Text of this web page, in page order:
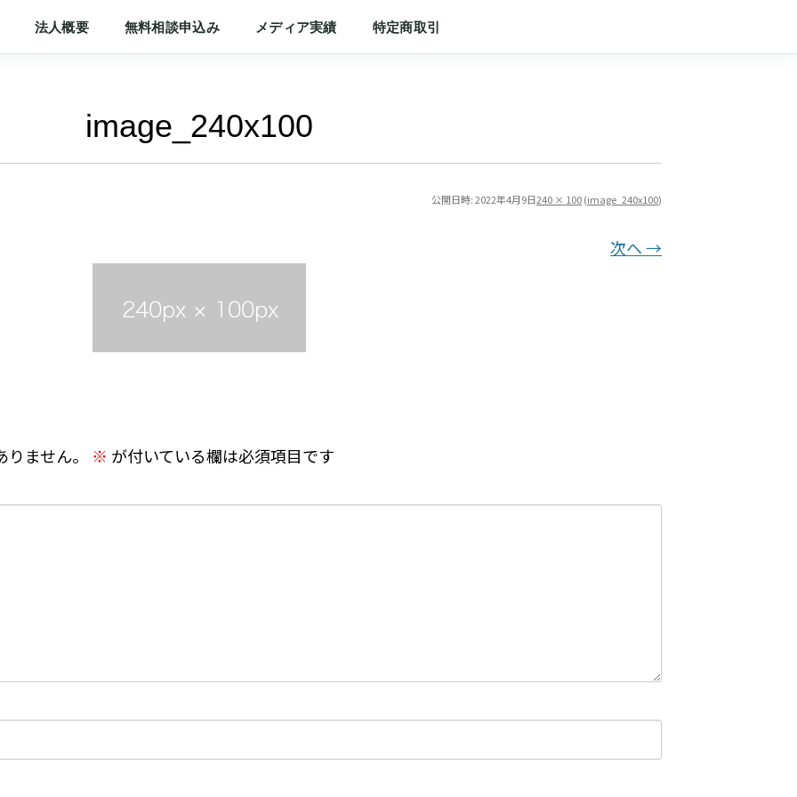
法人概要 無料相談申込み メディア実績 特定商取引
image_240x100
公開日時:2022年4月9日240 × 100(image_240x100)
次へ →
ません。 ※ が付いている欄は必須項目です